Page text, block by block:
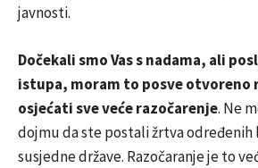
javnosti.
Dočekali smo Vas s nadama, ali
istupa, moram to posve otvoreno
osjećati sve veće razočarenje. Ne
dojmu da ste postali žrtva određenih
susjedne države. Razočaranje je to